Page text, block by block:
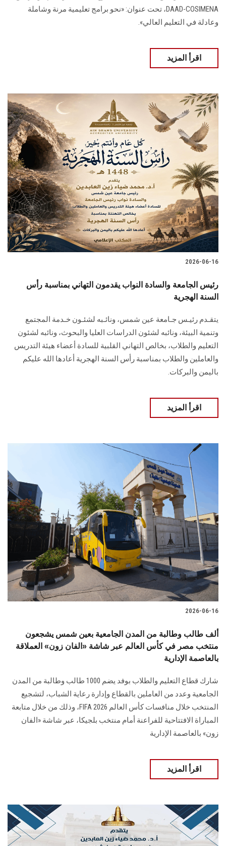
DAAD-COSIMENA، تحت عنوان: «نحو برامج تعليمية مرنة وشاملة
وعادلة في التعليم العالي».
اقرأ المزيد
2026-06-16
رئيس الجامعة والسادة النواب يقدمون التهاني بمناسبة رأس
السنة الهجرية
يتقـدم رئيـس جـامعة عين شمس، ونائـبه لشئـون خـدمة المجتمع
وتنمية البيئة، ونائبه لشئون الدراسات العليا والبحوث، ونائبه لشئون
التعليم والطلاب، بخالص التهاني القلبية للسادة أعضاء هيئة التدريس
والعاملين والطلاب بمناسبة رأس السنة الهجرية أعادها الله عليكم
باليمن والبركات.
اقرأ المزيد
2026-06-16
ألف طالب وطالبة من المدن الجامعية بعين شمس يشجعون
منتخب مصر في كأس العالم عبر شاشة «الفان زون» العملاقة
بالعاصمة الإدارية
شارك قطاع التعليم والطلاب بوفد يضم 1000 طالب وطالبة من المدن
الجامعية وعدد من العاملين بالقطاع وإدارة رعاية الشباب، لتشجيع
المنتخب خلال منافسات كأس العالم FIFA 2026، وذلك من خلال متابعة
المباراة الافتتاحية للفراعنة أمام منتخب بلجيكا، عبر شاشة «الفان
زون» بالعاصمة الإدارية
اقرأ المزيد